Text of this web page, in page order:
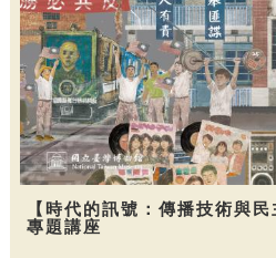
【時代的訊號：傳播技術與
專題講座